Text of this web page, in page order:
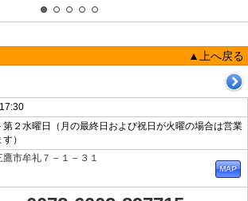
▲上へ戻る
第２水曜日（月の最終日および祝日が火曜の場合は営業
）
鷹市牟礼７－１－３１